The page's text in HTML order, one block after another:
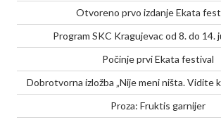
Otvoreno prvo izdanje Ekata
Program SKC Kragujevac od 8. do 14.
Počinje prvi Ekata festival
Dobrotvorna izložba „Nije meni ništa. Vidite
Proza: Fruktis garnijer